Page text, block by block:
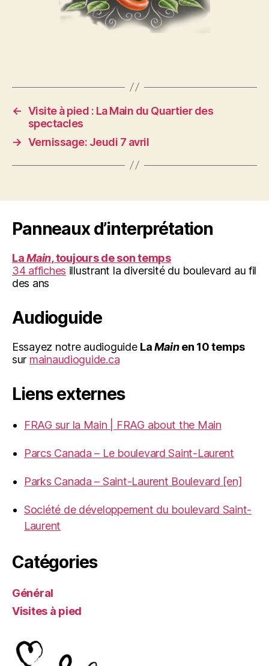
← Visite à pied : La Main du Quartier des
spectacles
→ Vernissage: Jeudi 7 avril
Panneaux d’interprétation
LaMain, toujours de son temps
34 affiches illustrant la diversité du boulevard au fil
des ans
Audioguide
Essayez notre audioguide LaMainen 10 temps
sur mainaudioguide.ca
Liens externes
FRAG sur la Main | FRAG about the Main
Parcs Canada – Le boulevard Saint-Laurent
Parks Canada – Saint-Laurent Boulevard [en]
Société de développement du boulevard Saint-
Laurent
Catégories
Général
Visites à pied